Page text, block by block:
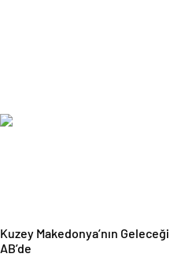
Kuzey Makedonya’nın Geleceği
AB’de